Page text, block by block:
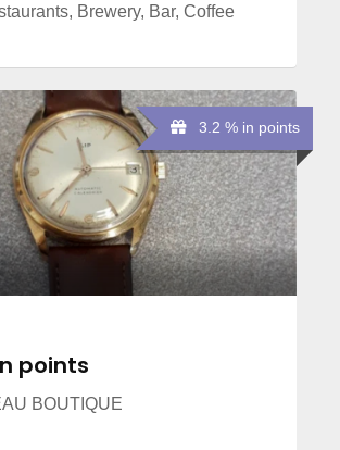
Brewery, Bar, Coffee
3.2 % in points
points
BOUTIQUE